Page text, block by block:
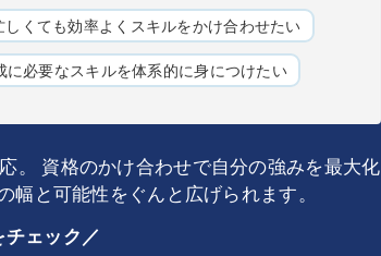
しくても効率よくスキルをかけ合わせたい
に必要なスキルを体系的に身につけたい
。 資格のかけ合わせで自分の強みを最大化
と可能性をぐんと広げられます。
ェック／